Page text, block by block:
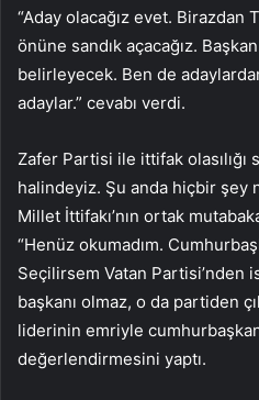
“Aday olacağız evet. Birazdan
önüne sandık açacağız.
belirleyecek. Ben de
adaylar.” cevabı verdi.
Zafer Partisi ile ittifak olasılığı
halindeyiz. Şu anda hiçbir şey
Millet İttifakı’nın ortak
“Henüz okumadım.
Seçilirsem Vatan Partisi’nden
başkanı olmaz, o da partiden
liderinin emriyle
değerlendirmesini yaptı.